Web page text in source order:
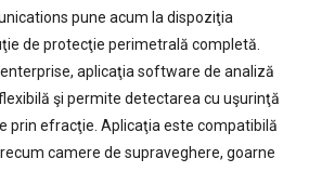
pune acum la dispoziţia
de protecţie perimetrală completă.
aplicaţia software de analiză
şi permite detectarea cu uşurinţă
prin efracţie. Aplicaţia este compatibilă
camere de supraveghere, goarne